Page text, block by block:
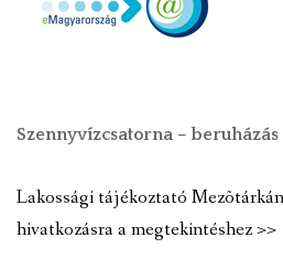
Szennyvízcsatorna – beruházás
Lakossági tájékoztató
hivatkozásra a megtekintéshez >>